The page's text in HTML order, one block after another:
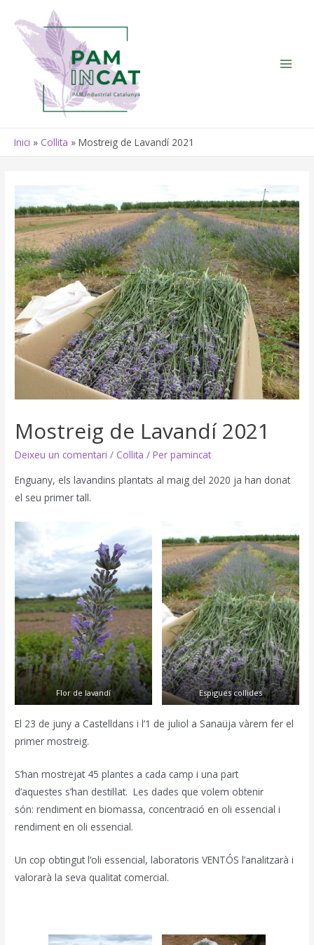
contingut
Inici Collita Mostreig de Lavandí 2021
Mostreig de Lavandí 2021
Deixeu un comentari / Collita / Per pamincat
Enguany, els lavandins plantats al maig del 2020 ja han donat
el seu primer tall.
Flor de lavandí Espigues collides
El 23 de juny a Castelldans i l’1 de juliol a Sanaüja vàrem fer el
primer mostreig.
S’han mostrejat 45 plantes a cada camp i una part
d’aquestes s’han destil·lat. Les dades que volem obtenir
són: rendiment en biomassa, concentració en oli essencial i
rendiment en oli essencial.
Un cop obtingut l’oli essencial, laboratoris VENTÓS l’analitzarà i
valorarà la seva qualitat comercial.